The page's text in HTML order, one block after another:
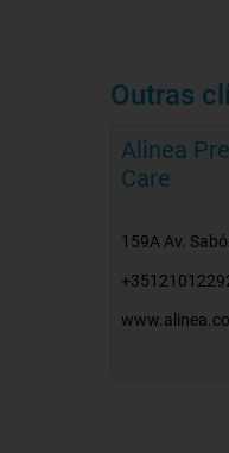
Outras
Alinea
Care
159A Av.